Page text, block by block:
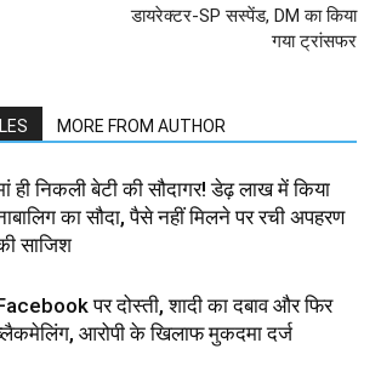
डायरेक्टर-SP सस्पेंड, DM का किया
गया ट्रांसफर
MORE FROM AUTHOR
ही निकली बेटी की सौदागर! डेढ़ लाख में किया
का सौदा, पैसे नहीं मिलने पर रची अपहरण
साजिश
पर दोस्ती, शादी का दबाव और फिर
आरोपी के खिलाफ मुकदमा दर्ज